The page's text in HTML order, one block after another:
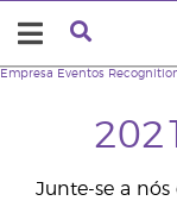
Empresa Eventos
Junte-se a